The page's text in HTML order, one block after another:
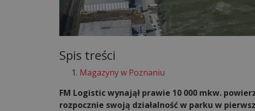
Spis treści
Magazyny w Poznaniu
FM Logistic wynajął prawie 10 000 mkw.
rozpocznie swoją działalność w parku w